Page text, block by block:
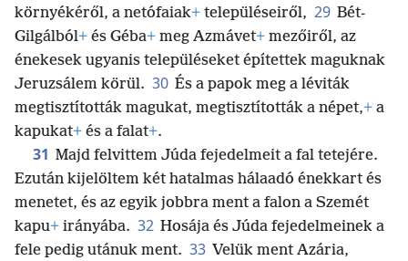
környékéről, a netófaiak+ településeiről, 29 Bét-
Gilgálból+ és Géba+ meg Azmávet+ mezőiről, az
énekesek ugyanis településeket építettek maguknak
Jeruzsálem körül. 30 És a papok meg a léviták
megtisztították magukat, megtisztították a népet,+ a
kapukat+ és a falat+.
31 Majd felvittem Júda fejedelmeit a fal tetejére.
Ezután kijelöltem két hatalmas hálaadó énekkart és
menetet, és az egyik jobbra ment a falon a Szemét
kapu+ irányába. 32 Hosája és Júda fejedelmeinek a
fele pedig utánuk ment. 33 Velük ment Azária,